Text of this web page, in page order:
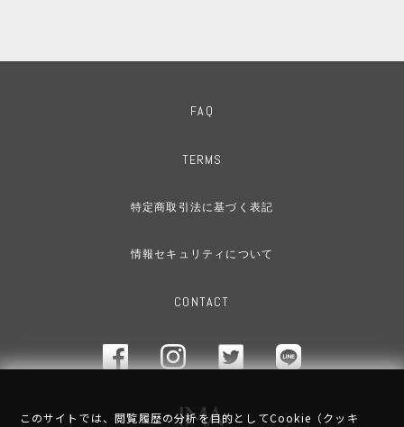
このサイトでは、閲覧履歴の分析を目的としてCookie（クッキ
FAQ
TERMS
特定商取引法に基づく表記
情報セキュリティについて
CONTACT